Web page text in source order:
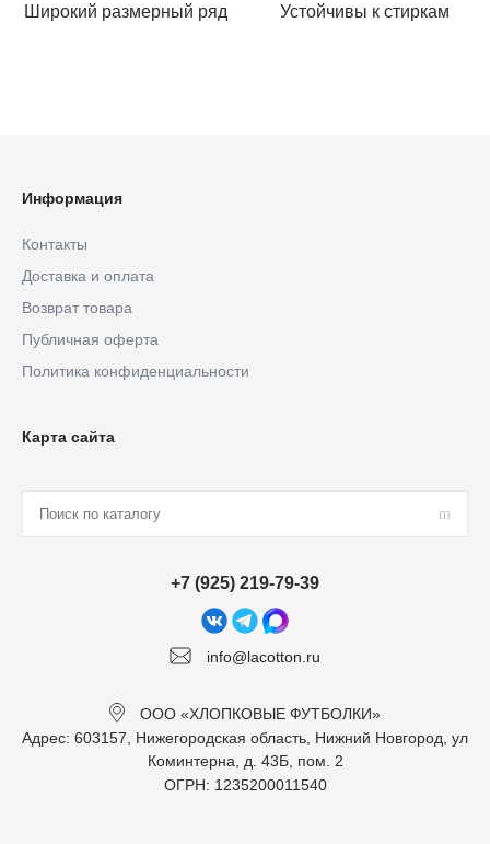
Широкий размерный ряд Устойчивы к стиркам
Информация
Контакты
Доставка и оплата
Возврат товара
Публичная оферта
Политика конфиденциальности
Карта сайта
info@lacotton.ru
+7 (925) 219-79-39
ООО «ХЛОПКОВЫЕ ФУТБОЛКИ»
Адрес: 603157, Нижегородская область, Нижний Новгород, ул
Коминтерна, д. 43Б, пом. 2
ОГРН: 1235200011540